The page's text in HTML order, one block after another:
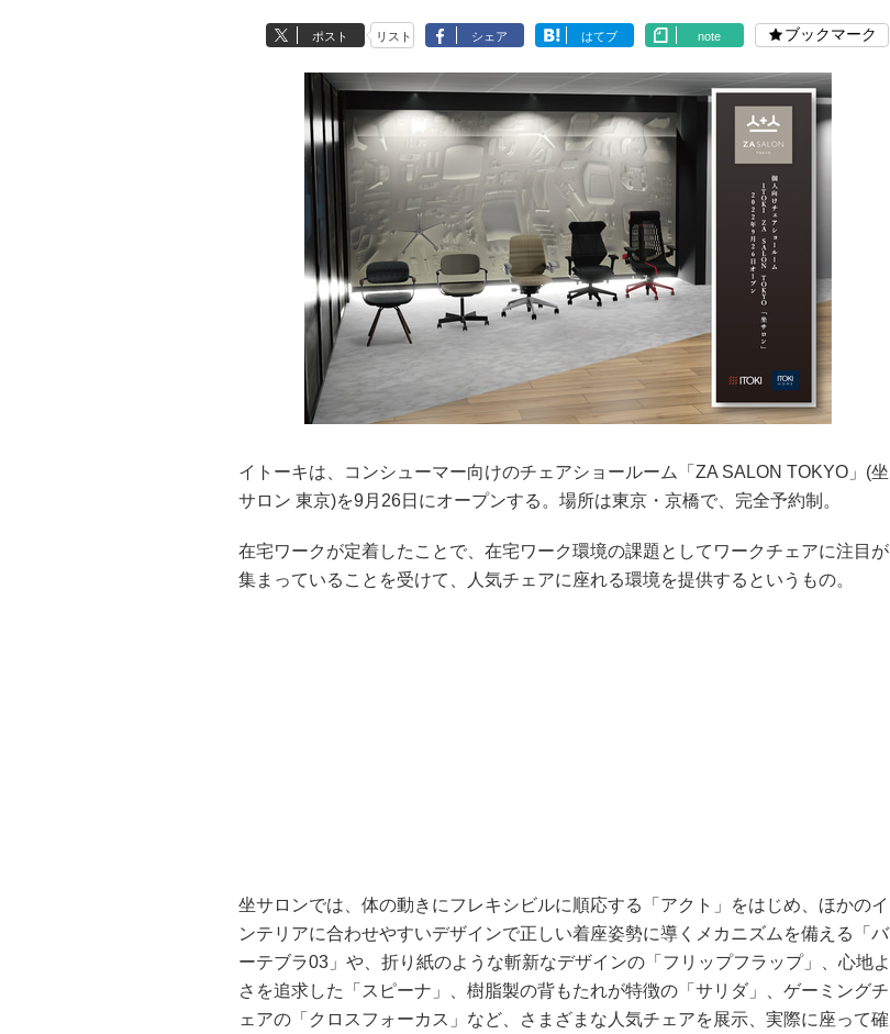
ポスト リスト シェア はてブ note ブックマーク
イトーキは、コンシューマー向けのチェアショールーム「ZA SALON TOKYO」(坐
サロン 東京)を9月26日にオープンする。場所は東京・京橋で、完全予約制。
在宅ワークが定着したことで、在宅ワーク環境の課題としてワークチェアに注目が
集まっていることを受けて、人気チェアに座れる環境を提供するというもの。
坐サロンでは、体の動きにフレキシビルに順応する「アクト」をはじめ、ほかのイ
ンテリアに合わせやすいデザインで正しい着座姿勢に導くメカニズムを備える「バ
ーテブラ03」や、折り紙のような斬新なデザインの「フリップフラップ」、心地よ
さを追求した「スピーナ」、樹脂製の背もたれが特徴の「サリダ」、ゲーミングチ
ェアの「クロスフォーカス」など、さまざまな人気チェアを展示、実際に座って確